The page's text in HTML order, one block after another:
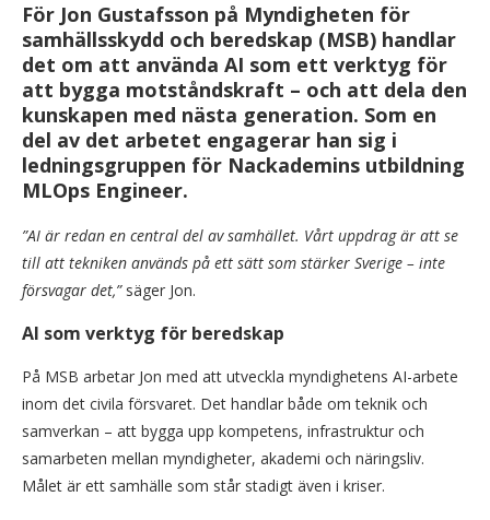
För Jon Gustafsson på Myndigheten för
samhällsskydd och beredskap (MSB) handlar
det om att använda AI som ett verktyg för
att bygga motståndskraft – och att dela den
kunskapen med nästa generation. Som en
del av det arbetet engagerar han sig i
ledningsgruppen för Nackademins utbildning
MLOps Engineer.
”AI är redan en central del av samhället. Vårt uppdrag är att se
till att tekniken används på ett sätt som stärker Sverige – inte
försvagar det,” säger Jon.
AI som verktyg för beredskap
På MSB arbetar Jon med att utveckla myndighetens AI-arbete
inom det civila försvaret. Det handlar både om teknik och
samverkan – att bygga upp kompetens, infrastruktur och
samarbeten mellan myndigheter, akademi och näringsliv.
Målet är ett samhälle som står stadigt även i kriser.